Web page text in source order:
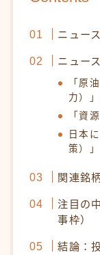
ニュー
ニュー
「原
力）
「資
日本
策）」
関連銘
注目の
事枠）
結論：